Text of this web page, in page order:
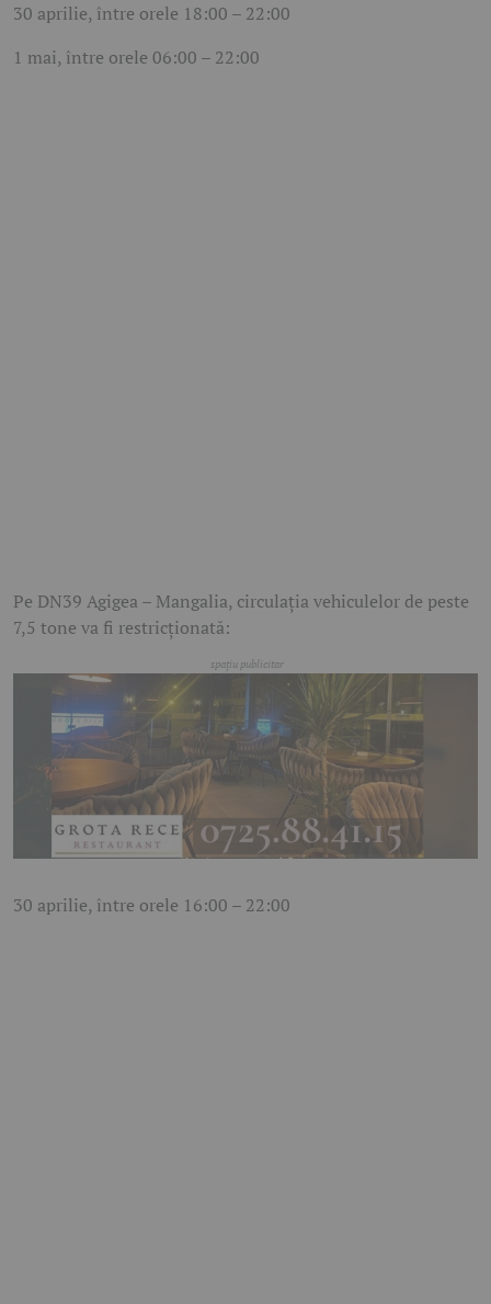
30 aprilie, între orele 18:00 – 22:00
1 mai, între orele 06:00 – 22:00
Pe DN39 Agigea – Mangalia, circulația vehiculelor de peste
7,5 tone va fi restricționată:
30 aprilie, între orele 16:00 – 22:00